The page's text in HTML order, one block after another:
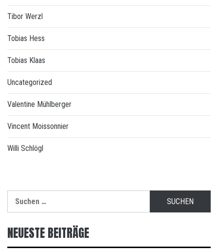
Tibor Werzl
Tobias Hess
Tobias Klaas
Uncategorized
Valentine Mühlberger
Vincent Moissonnier
Willi Schlögl
nach:
NEUESTE BEITRÄGE